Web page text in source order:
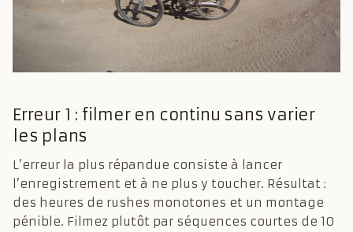
Erreur 1 : filmer en continu sans varier
les plans
L’erreur la plus répandue consiste à lancer
l’enregistrement et à ne plus y toucher. Résultat :
des heures de rushes monotones et un montage
pénible. Filmez plutôt par séquences courtes de 10